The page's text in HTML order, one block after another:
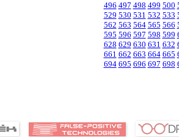
496 497 498 499 500
529 530 531 532 533
562 563 564 565 566
595 596 597 598 599
628 629 630 631 632
661 662 663 664 665
694 695 696 697 698